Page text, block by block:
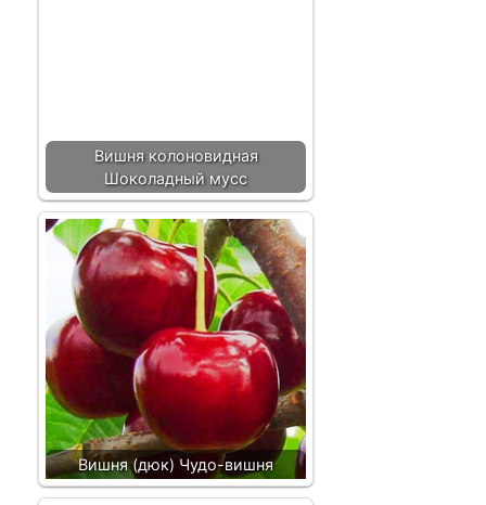
Вишня колоновидная
Шоколадный мусс
Вишня (дюк) Чудо-вишня